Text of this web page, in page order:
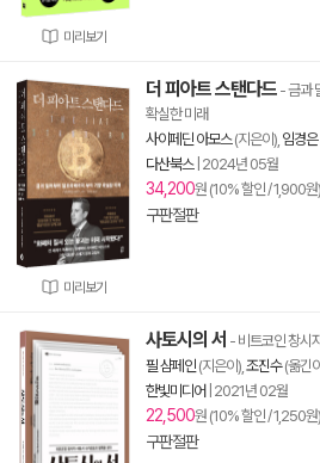
미리보기
미리보기
더 피아트 스탠다드 - 금과
확실한 미래
사이페딘 아모스(지은이), 임경은
다산북스| 2024년 05월
34,200원 (10% 할인 / 1,900원)
구판절판
사토시의 서 - 비트코인 창시
필 샴페인 (지은이), 조진수(옮긴
한빛미디어 2021년 02월
22,500원 (10% 할인 / 1,250원)
구판절판